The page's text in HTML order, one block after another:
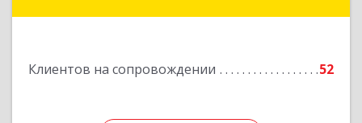
Клиентов на сопровождении 52